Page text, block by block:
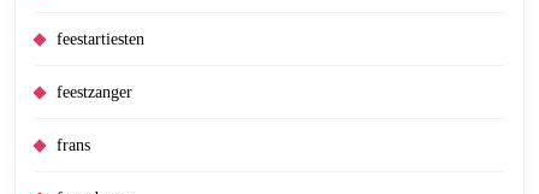
feestartiesten
feestzanger
frans